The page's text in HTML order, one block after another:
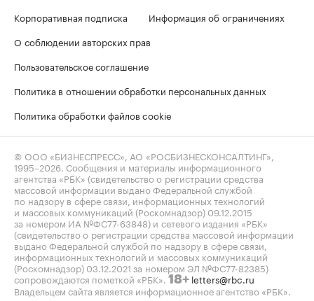
Корпоративная подписка
Информация об ограничениях
О соблюдении авторских прав
Пользовательское соглашение
Политика в отношении обработки персональных данных
Политика обработки файлов cookie
© ООО «БИЗНЕСПРЕСС», АО «РОСБИЗНЕСКОНСАЛТИНГ»,
1995–2026 . Сообщения и материалы информационного
агентства «РБК» (свидетельство о регистрации средства
массовой информации выдано Федеральной службой
по надзору в сфере связи, информационных технологий
и массовых коммуникаций (Роскомнадзор) 09.12.2015
за номером ИА №ФС77-63848) и сетевого издания «РБК»
(свидетельство о регистрации средства массовой информации
выдано Федеральной службой по надзору в сфере связи,
информационных технологий и массовых коммуникаций
(Роскомнадзор) 03.12.2021 за номером ЭЛ №ФС77-82385)
сопровождаются пометкой «РБК». 18+ letters@rbc.ru
Владельцем сайта является информационное агентство «РБК».